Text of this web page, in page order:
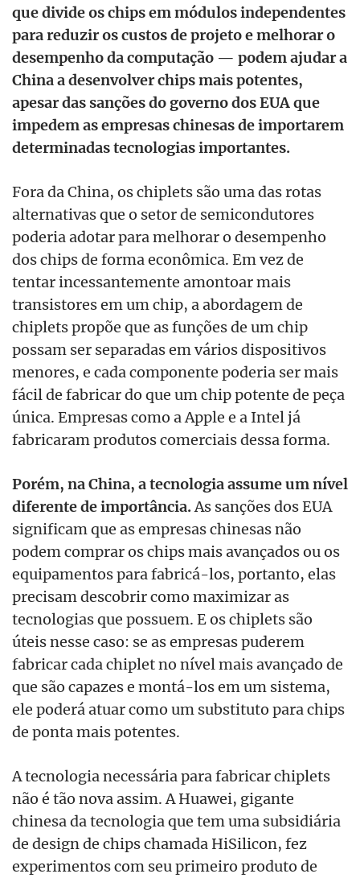
que divide os chips em módulos independentes
para reduzir os custos de projeto e melhorar o
desempenho da computação — podem ajudar a
China a desenvolver chips mais potentes,
apesar das sanções do governo dos EUA que
impedem as empresas chinesas de importarem
determinadas tecnologias importantes.
Fora da China, os chiplets são uma das rotas
alternativas que o setor de semicondutores
poderia adotar para melhorar o desempenho
dos chips de forma econômica. Em vez de
tentar incessantemente amontoar mais
transistores em um chip, a abordagem de
chiplets propõe que as funções de um chip
possam ser separadas em vários dispositivos
menores, e cada componente poderia ser mais
fácil de fabricar do que um chip potente de peça
única. Empresas como a Apple e a Intel já
fabricaram produtos comerciais dessa forma.
Porém, na China, a tecnologia assume um nível
diferente de importância.As sanções dos EUA
significam que as empresas chinesas não
podem comprar os chips mais avançados ou os
equipamentos para fabricá-los, portanto, elas
precisam descobrir como maximizar as
tecnologias que possuem. E os chiplets são
úteis nesse caso: se as empresas puderem
fabricar cada chiplet no nível mais avançado de
que são capazes e montá-los em um sistema,
ele poderá atuar como um substituto para chips
de ponta mais potentes.
A tecnologia necessária para fabricar chiplets
não é tão nova assim. A Huawei, gigante
chinesa da tecnologia que tem uma subsidiária
de design de chips chamada HiSilicon, fez
experimentos com seu primeiro produto de